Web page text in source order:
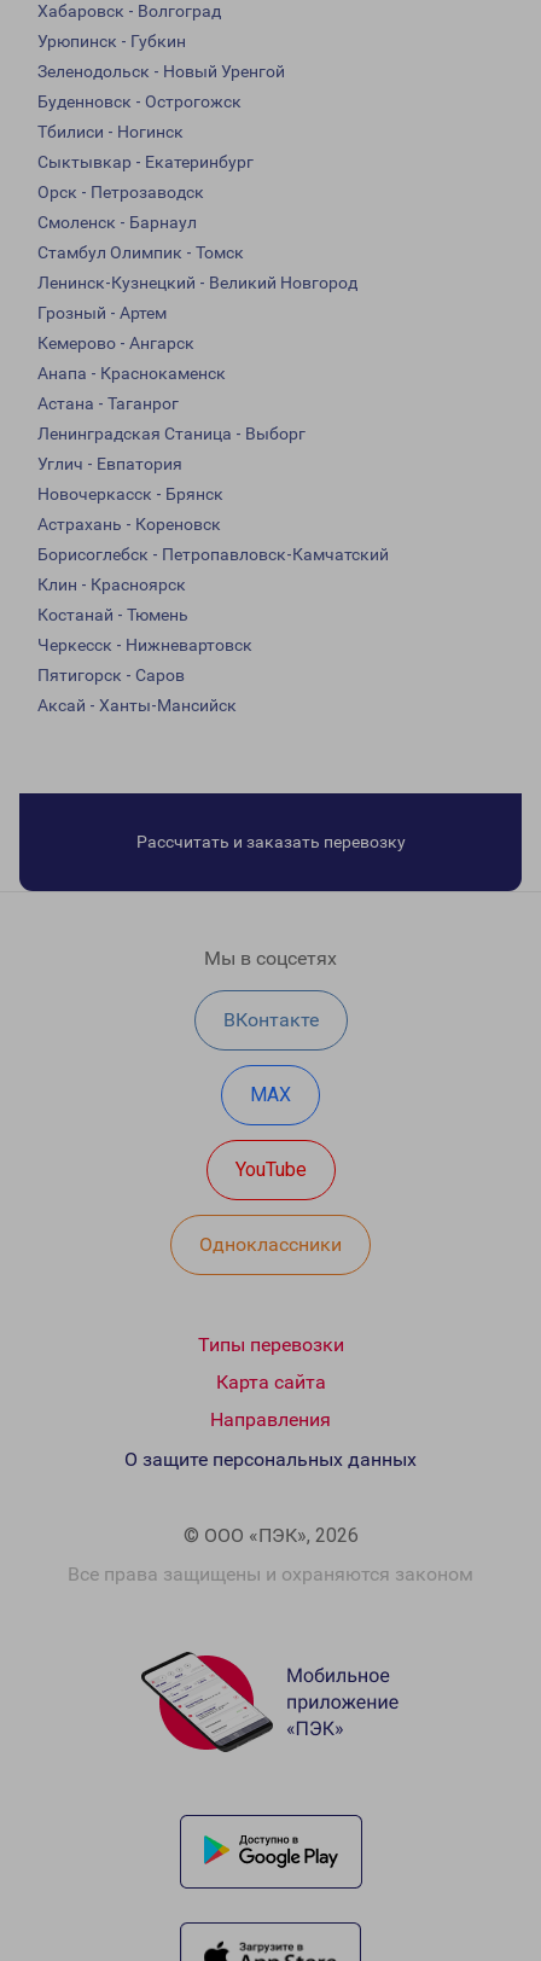
Хабаровск - Волгоград
Урюпинск - Губкин
Зеленодольск - Новый Уренгой
Буденновск - Острогожск
Тбилиси - Ногинск
Сыктывкар - Екатеринбург
Орск - Петрозаводск
Смоленск - Барнаул
Стамбул Олимпик - Томск
Ленинск-Кузнецкий - Великий Новгород
Грозный - Артем
Кемерово - Ангарск
Анапа - Краснокаменск
Астана - Таганрог
Ленинградская Станица - Выборг
Углич - Евпатория
Новочеркасск - Брянск
Астрахань - Кореновск
Борисоглебск - Петропавловск-Камчатский
Клин - Красноярск
Костанай - Тюмень
Черкесск - Нижневартовск
Пятигорск - Саров
Аксай - Ханты-Мансийск
Рассчитать и заказать перевозку
Мы в соцсетях
ВКонтакте
MAX
YouTube
Одноклассники
Типы перевозки
Карта сайта
Направления
© ООО «ПЭК», 2026
Все права защищены и охраняются законом
О защите персональных данных